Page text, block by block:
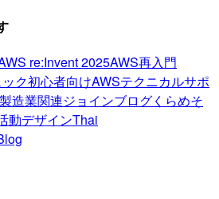
re:Invent 2025AWS再入門
ク初心者向けAWSテクニカルサポ
製造業関連ジョインブログくらめそ
動デザインThai